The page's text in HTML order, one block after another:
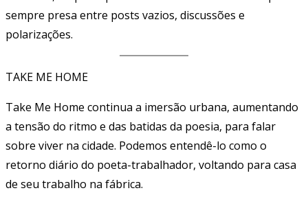
sempre presa entre posts vazios, discussões e
polarizações.
TAKE ME HOME
Take Me Home continua a imersão urbana, aumentando
a tensão do ritmo e das batidas da poesia, para falar
sobre viver na cidade. Podemos entendê-lo como o
retorno diário do poeta-trabalhador, voltando para casa
de seu trabalho na fábrica.